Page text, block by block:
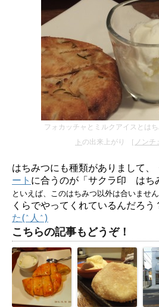
フォカッチャとミルクアイスとは
ト の出来上がり ［ ノンチ
はちみつにも種類がありまして、
ート に合うのが「サクラ印 はち
といえば、このはちみつ以外は合いません
くらでやってくれているんだろ
た(^人^)
こちらの記事もどうぞ！